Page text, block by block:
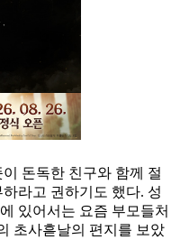
돈독한 친구와 함께 절
라고 권하기도 했다. 성
있어서는 요즘 부모들처
초사흗날의 편지를 보았